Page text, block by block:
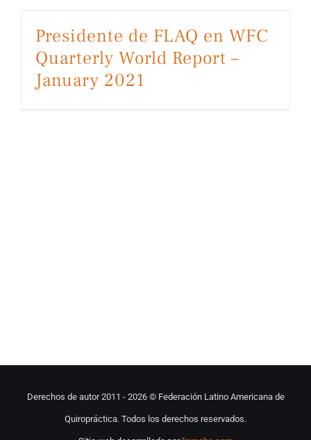
Presidente de FLAQ en WFC
Quarterly World Report –
January 2021
Derechos de autor 2011 - 2026 © Federación Latino Americana de
Quiropráctica. Todos los derechos reservados.